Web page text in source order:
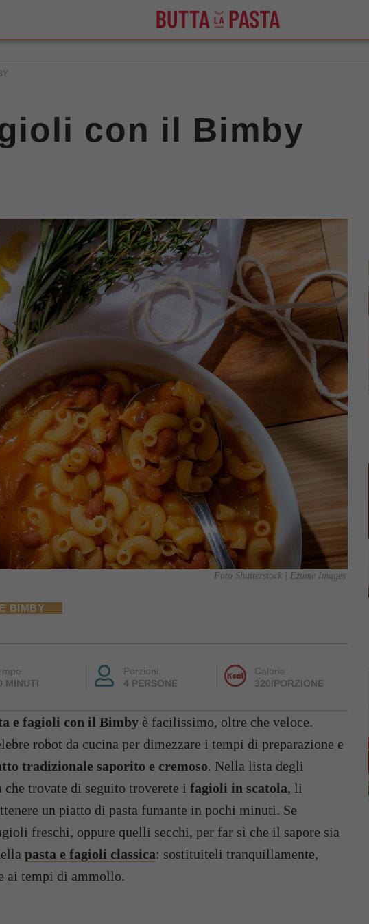
con il Bimby
Foto Shutterstock | Ezume Images
BIMBY
MINUTI
Porzioni:
4 PERSONE
Calorie:
320/PORZIONE
e fagioli con il Bimby è facilissimo, oltre che veloce.
robot da cucina per dimezzare i tempi di preparazione e
tradizionale saporito e cremoso. Nella lista degli
trovate di seguito troverete i fagioli in scatola, li
un piatto di pasta fumante in pochi minuti. Se
freschi, oppure quelli secchi, per far sì che il sapore sia
pasta e fagioli classica: sostituiteli tranquillamente,
ai tempi di ammollo.